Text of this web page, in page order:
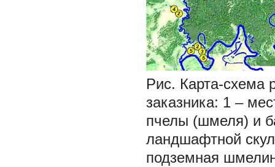
Рис. Карта-схема
заказника: 1 –
пчелы (шмеля) и
ландшафтной
подземная